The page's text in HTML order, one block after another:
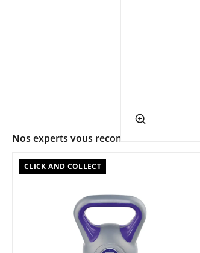
Nos experts vous recommandent
CLICK AND COLLECT